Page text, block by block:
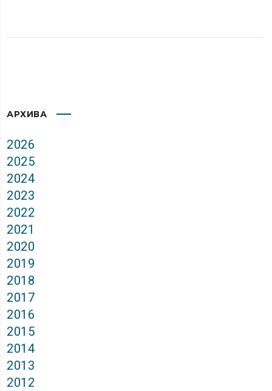
АРХИВА
2026
2025
2024
2023
2022
2021
2020
2019
2018
2017
2016
2015
2014
2013
2012